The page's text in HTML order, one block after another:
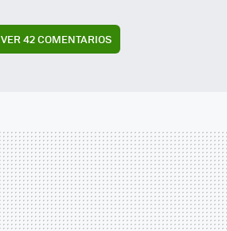
VER42 COMENTARIOS